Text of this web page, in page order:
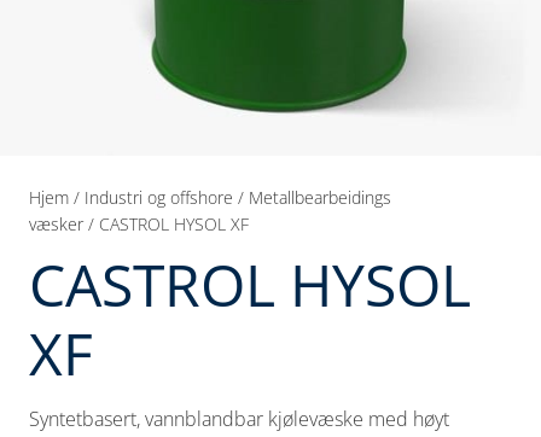
Hjem / Industri og offshore / Metallbearbeidings
væsker/ CASTROL HYSOL XF
CASTROL HYSOL
XF
Syntetbasert, vannblandbar kjølevæske med høyt